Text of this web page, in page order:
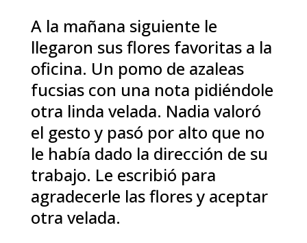
A la mañana siguiente le
llegaron sus flores favoritas a la
oficina. Un pomo de azaleas
fucsias con una nota pidiéndole
otra linda velada. Nadia valoró
el gesto y pasó por alto que no
le había dado la dirección de su
trabajo. Le escribió para
agradecerle las flores y aceptar
otra velada.